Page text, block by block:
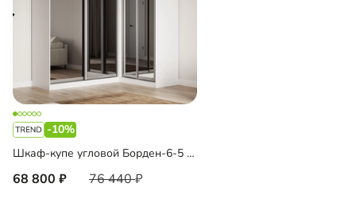
-10%
Шкаф-купе угловой Борден-6-5 1600
68 800 76 440